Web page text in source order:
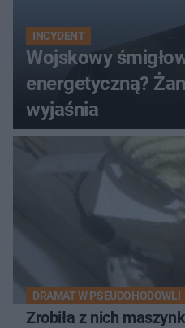
INCYDENT
Wojskowy
energetyczną?
wyjaśnia
DRAMAT W PSEUDOHODOWLI
Zrobiła z nich